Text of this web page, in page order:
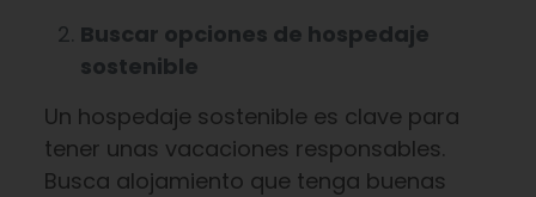
Buscar opciones de hospedaje
sostenible
Un hospedaje sostenible es clave para
tener unas vacaciones responsables.
Busca alojamiento que tenga buenas